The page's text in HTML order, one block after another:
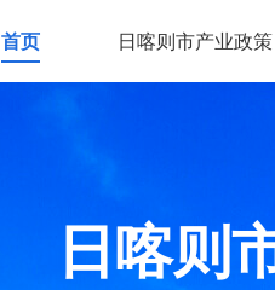
首页 日喀则市产业政策
日喀则